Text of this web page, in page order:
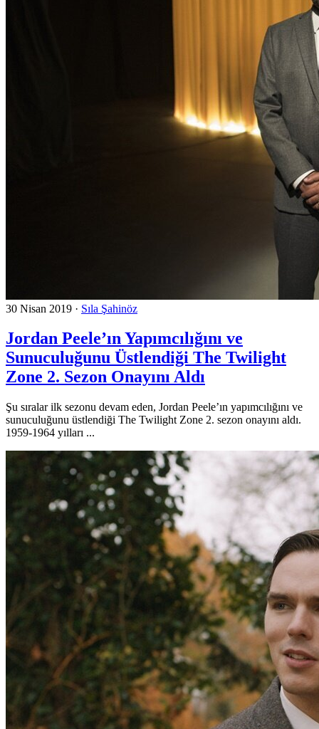
30 Nisan 2019 · Sıla Şahinöz
Jordan Peele’ın Yapımcılığını ve
Sunuculuğunu Üstlendiği The Twilight
Zone 2. Sezon Onayını Aldı
Şu sıralar ilk sezonu devam eden, Jordan Peele’ın yapımcılığını ve
sunuculuğunu üstlendiği The Twilight Zone 2. sezon onayını aldı.
1959-1964 yılları ...